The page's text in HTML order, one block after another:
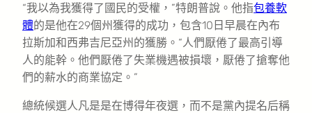
“我以為我獲得了國民的受權，”特朗普說。他指包養軟
體的是他在29個州獲得的成功，包含10日早晨在內布
拉斯加和西弗吉尼亞州的獲勝。“人們厭倦了最高引導
人的能幹。他們厭倦了失業機遇被損壞，厭倦了搶奪他
們的薪水的商業協定。”
總統候選人凡是是在博得年夜選，而不是黨內提名后稱